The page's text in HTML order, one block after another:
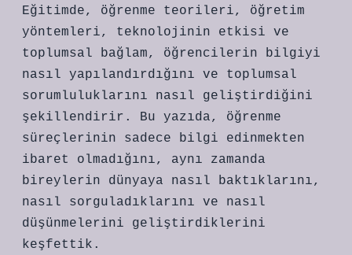
Eğitimde, öğrenme teorileri, öğretim
yöntemleri, teknolojinin etkisi ve
toplumsal bağlam, öğrencilerin bilgiyi
nasıl yapılandırdığını ve toplumsal
sorumluluklarını nasıl geliştirdiğini
şekillendirir. Bu yazıda, öğrenme
süreçlerinin sadece bilgi edinmekten
ibaret olmadığını, aynı zamanda
bireylerin dünyaya nasıl baktıklarını,
nasıl sorguladıklarını ve nasıl
düşünmelerini geliştirdiklerini
keşfettik.